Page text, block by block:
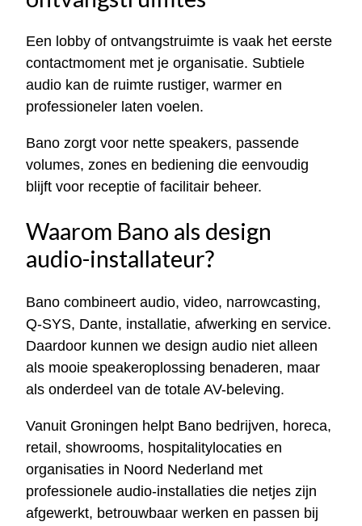
Een lobby of ontvangstruimte is vaak het eerste
contactmoment met je organisatie. Subtiele
audio kan de ruimte rustiger, warmer en
professioneler laten voelen.
Bano zorgt voor nette speakers, passende
volumes, zones en bediening die eenvoudig
blijft voor receptie of facilitair beheer.
Waarom Bano als design
audio-installateur?
Bano combineert audio, video, narrowcasting,
Q-SYS, Dante, installatie, afwerking en service.
Daardoor kunnen we design audio niet alleen
als mooie speakeroplossing benaderen, maar
als onderdeel van de totale AV-beleving.
Vanuit Groningen helpt Bano bedrijven, horeca,
retail, showrooms, hospitalitylocaties en
organisaties in Noord Nederland met
professionele audio-installaties die netjes zijn
afgewerkt, betrouwbaar werken en passen bij